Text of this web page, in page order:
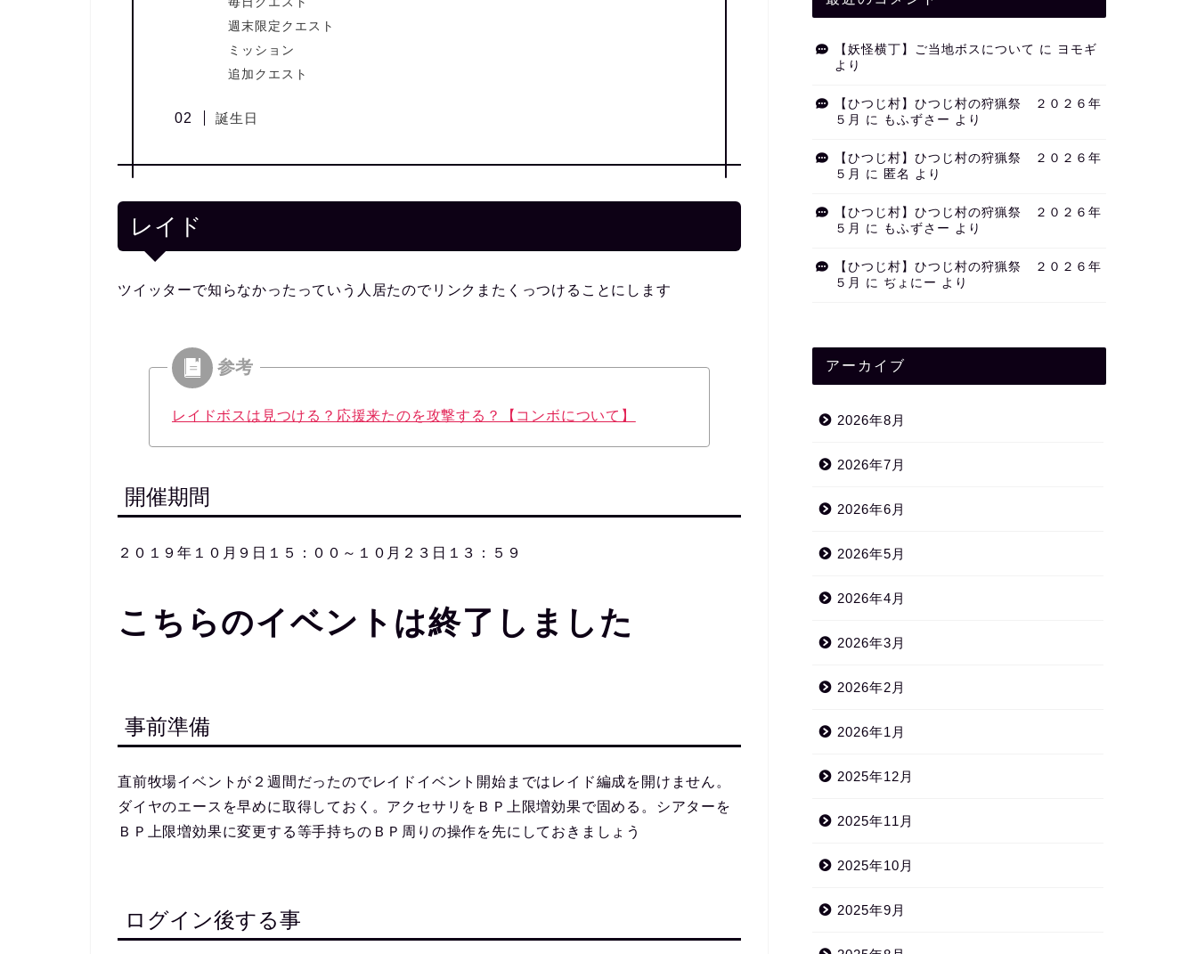
週末限定クエスト
ミッション
追加クエスト
誕生日
レイド
ツイッターで知らなかったっていう人居たのでリンクまたくっつけることにします
レイドボスは見つける？応援来たのを攻撃する？【コンボについて】
開催期間
２０１９年１０月９日１５：００～１０月２３日１３：５９
こちらのイベントは終了しました
事前準備
直前牧場イベントが２週間だったのでレイドイベント開始まではレイド編成を開けません。
ダイヤのエースを早めに取得しておく。アクセサリをＢＰ上限増効果で固める。シアターを
ＢＰ上限増効果に変更する等手持ちのＢＰ周りの操作を先にしておきましょう
ログイン後する事
【妖怪横丁】ご当地ボスについて に ヨモギ
より
【ひつじ村】ひつじ村の狩猟祭 ２０２６年
５月
に もふずさー より
【ひつじ村】ひつじ村の狩猟祭 ２０２６年
５月
に 匿名 より
【ひつじ村】ひつじ村の狩猟祭 ２０２６年
５月
に もふずさー より
【ひつじ村】ひつじ村の狩猟祭 ２０２６年
５月
に ぢょにー より
アーカイブ
2026年8月
2026年7月
2026年6月
2026年5月
2026年4月
2026年3月
2026年2月
2026年1月
2025年12月
2025年11月
2025年10月
2025年9月